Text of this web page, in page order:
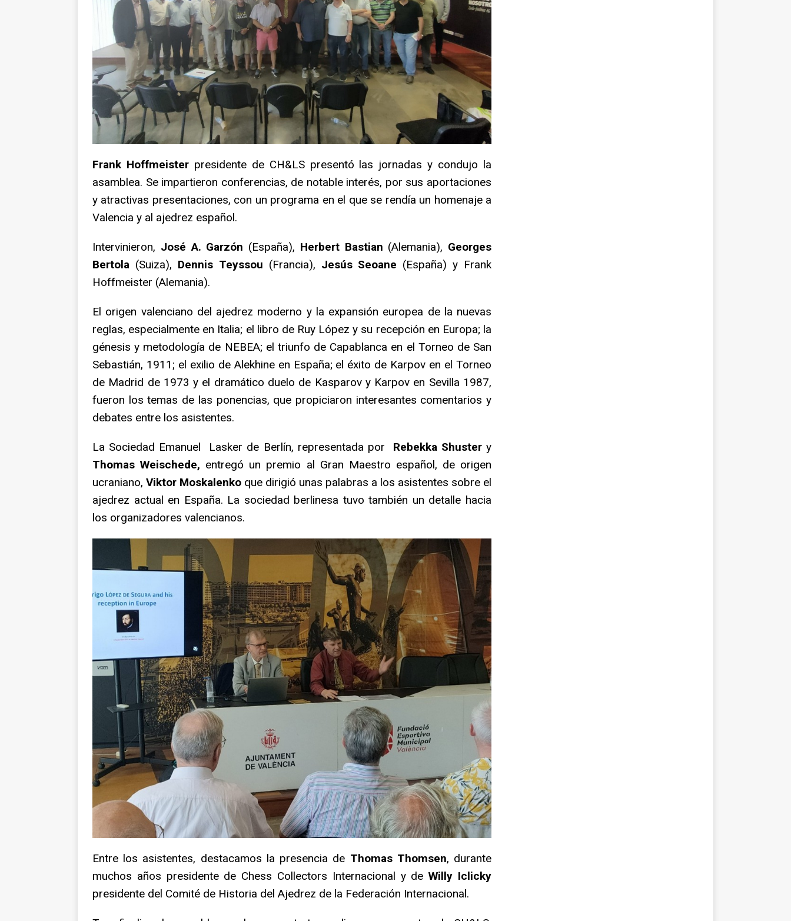
Frank Hoffmeisterpresidente de CH&LS presentó las jornadas y condujo la
asamblea. Se impartieron conferencias, de notable interés, por sus aportaciones
y atractivas presentaciones, con un programa en el que se rendía un homenaje a
Valencia y al ajedrez español.
Intervinieron, José A. Garzón (España), Herbert Bastian (Alemania), Georges
Bertola (Suiza), Dennis Teyssou (Francia), Jesús Seoane (España) y Frank
Hoffmeister (Alemania).
El origen valenciano del ajedrez moderno y la expansión europea de la nuevas
reglas, especialmente en Italia; el libro de Ruy López y su recepción en Europa; la
génesis y metodología de NEBEA; el triunfo de Capablanca en el Torneo de San
Sebastián, 1911; el exilio de Alekhine en España; el éxito de Karpov en el Torneo
de Madrid de 1973 y el dramático duelo de Kasparov y Karpov en Sevilla 1987,
fueron los temas de las ponencias, que propiciaron interesantes comentarios y
debates entre los asistentes.
La Sociedad Emanuel Lasker de Berlín, representada por Rebekka Shustery
Thomas Weischede, entregó un premio al Gran Maestro español, de origen
ucraniano,Viktor Moskalenko que dirigió unas palabras a los asistentes sobre el
ajedrez actual en España. La sociedad berlinesa tuvo también un detalle hacia
los organizadores valencianos.
Entre los asistentes, destacamos la presencia de Thomas Thomsen, durante
muchos años presidente de Chess Collectors Internacional y deWilly Iclicky
presidente del Comité de Historia del Ajedrez de la Federación Internacional.